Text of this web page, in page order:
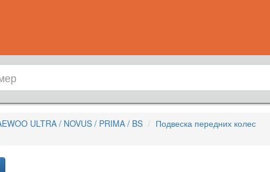
ULTRA / NOVUS / PRIMA / BS
Подвеска передних колес